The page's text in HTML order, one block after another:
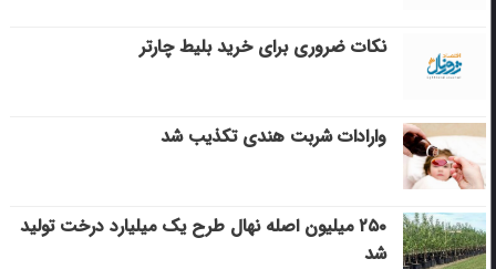
نکات ضروری برای خرید بلیط چارتر
وارادات شربت هندی تکذیب شد
۲۵۰ میلیون اصله نهال طرح یک میلیارد درخت تولید
شد